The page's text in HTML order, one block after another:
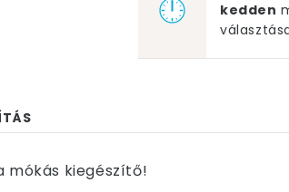
kedden
mókás kiegészítő!